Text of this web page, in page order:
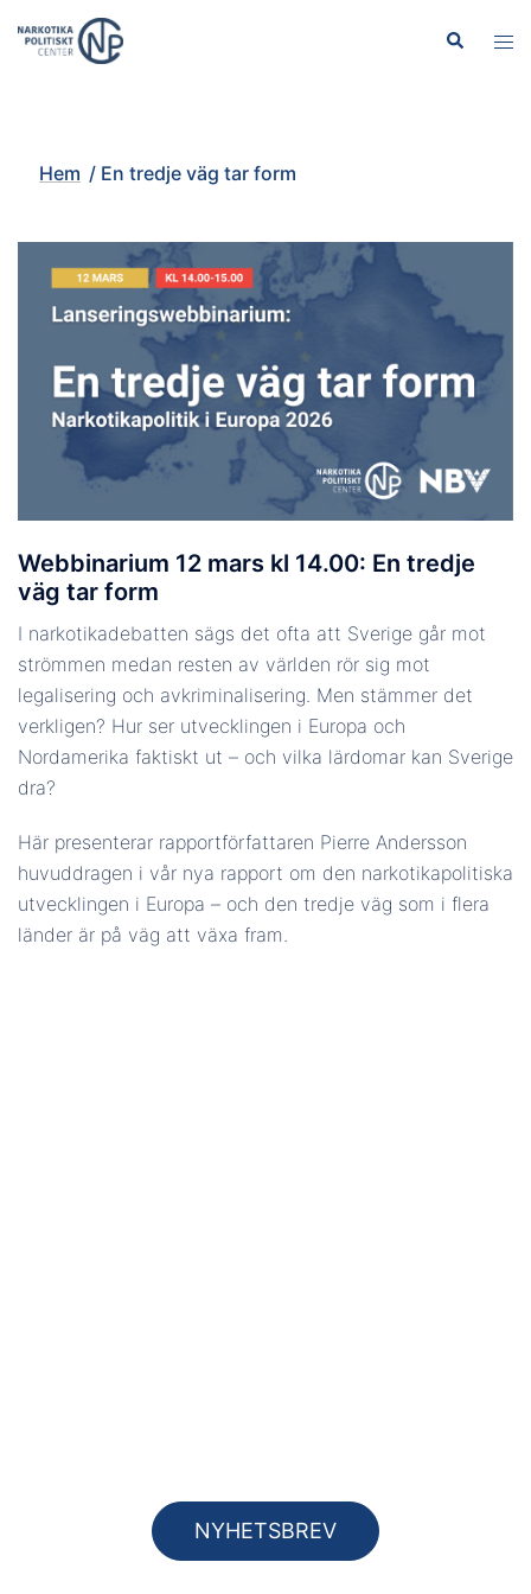
Sök
Slå
Hem / En tredje väg tar form
Webbinarium 12 mars kl 14.00: En tredje
väg tar form
I narkotikadebatten sägs det ofta att Sverige går mot
strömmen medan resten av världen rör sig mot
legalisering och avkriminalisering. Men stämmer det
verkligen? Hur ser utvecklingen i Europa och
Nordamerika faktiskt ut – och vilka lärdomar kan Sverige
dra?
Här presenterar rapportförfattaren Pierre Andersson
huvuddragen i vår nya rapport om den narkotikapolitiska
utvecklingen i Europa – och den tredje väg som i flera
länder är på väg att växa fram.
NYHETSBREV